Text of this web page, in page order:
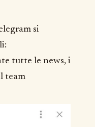
si
tutte le news, i
team